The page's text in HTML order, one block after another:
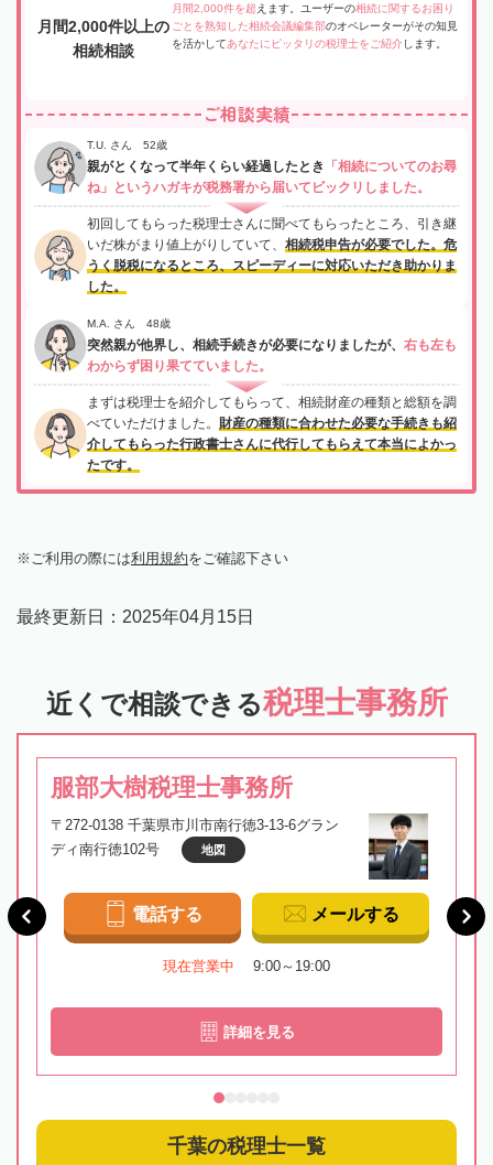
月間2,000件以上の
相続相談
月間2,000件を超 えます。ユーザーの相続に関するお困り
ごとを熟知した相続会議編集部のオペレーターがその知見
を活かしてあなたにピッタリの税理士をご紹介 します。
ご相談実績
T.U. さん 52歳
親がとくなって半年くらい経過したとき
「相続についてのお尋
ね」というハガキが税務署から届いてビックリしました。
初回してもらった税理士さんに聞べてもらったところ、引き継
いだ株がまり値上がりしていて、 相続税申告が必要でした。危
うく脱税になるところ、スピーディーに対応いただき助かりま
した。
M.A. さん 48歳
突然親が他界し、相続手続きが必要になりましたが、 右も左も
わからず困り果てていました。
まずは税理士を紹介してもらって、相続財産の種類と総額を調
べていただけました。 財産の種類に合わせた必要な手続きも紹
介してもらった行政書士さんに代行してもらえて本当によかっ
たです。
ご利用の際には利用規約をご確認下さい
最終更新日： 2025年04月15日
近くで相談できる税理士事務所
服部大樹税理士事務所
〒272-0138 千葉県市川市南行徳3-13-6グラン
ディ南行徳102号
地図
電話する メールする
現在営業中 9:00～19:00
詳細を見る
千葉の税理士一覧